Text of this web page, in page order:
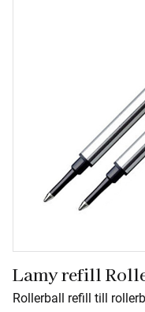
Lamy refill
Rollerball refill till